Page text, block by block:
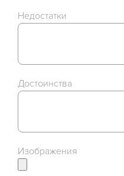
Недостатки
Достоинства
Изображения